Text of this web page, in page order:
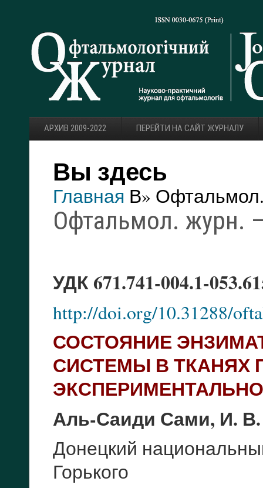
АРХИВ 2009-2022 ПЕРЕЙТИ НА САЙТ ЖУРНАЛУ
Вы здесь
Главная В»
Офтальмол. журн.
УДК 671.741-004.1-
http://doi.org/10.31288/
СОСТОЯНИЕ
СИСТЕМЫ В ТКАНЯХ
Аль-Саиди Сами, И.
Донецкий
Горького